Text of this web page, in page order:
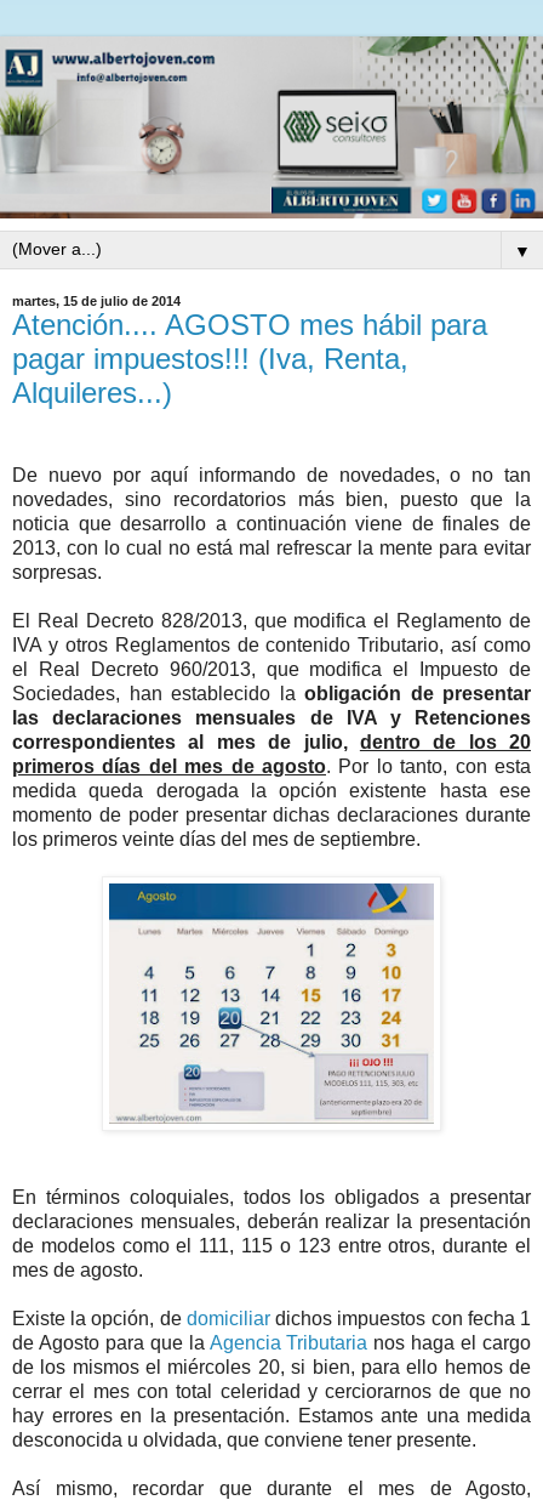
▼
martes, 15 de julio de 2014
Atención.... AGOSTO mes hábil para
pagar impuestos!!! (Iva, Renta,
Alquileres...)
De nuevo por aquí informando de novedades, o no tan
novedades, sino recordatorios más bien, puesto que la
noticia que desarrollo a continuación viene de finales de
2013, con lo cual no está mal refrescar la mente para evitar
sorpresas.
El Real Decreto 828/2013, que modifica el Reglamento de
IVA y otros Reglamentos de contenido Tributario, así como
el Real Decreto 960/2013, que modifica el Impuesto de
Sociedades, han establecido la obligación de presentar
las declaraciones mensuales de IVA y Retenciones
correspondientes al mes de julio, dentro de los 20
primeros días del mes de agosto. Por lo tanto, con esta
medida queda derogada la opción existente hasta ese
momento de poder presentar dichas declaraciones durante
los primeros veinte días del mes de septiembre.
En términos coloquiales, todos los obligados a presentar
declaraciones mensuales, deberán realizar la presentación
de modelos como el 111, 115 o 123 entre otros, durante el
mes de agosto.
Existe la opción, de domiciliardichos impuestos con fecha 1
de Agosto para que la Agencia Tributaria nos haga el cargo
de los mismos el miércoles 20, si bien, para ello hemos de
cerrar el mes con total celeridad y cerciorarnos de que no
hay errores en la presentación. Estamos ante una medida
desconocida u olvidada, que conviene tener presente.
Así mismo, recordar que durante el mes de Agosto,